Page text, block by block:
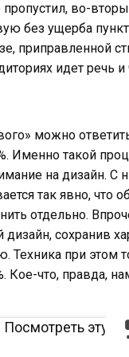
пропустил, во-
без ущерба
приправленной
идет речь
можно
Именно такой
на дизайн. С
так явно, что
отдельно.
дизайн, сохранив
Техника при этом
Кое-что, правда,
Посмотреть эту